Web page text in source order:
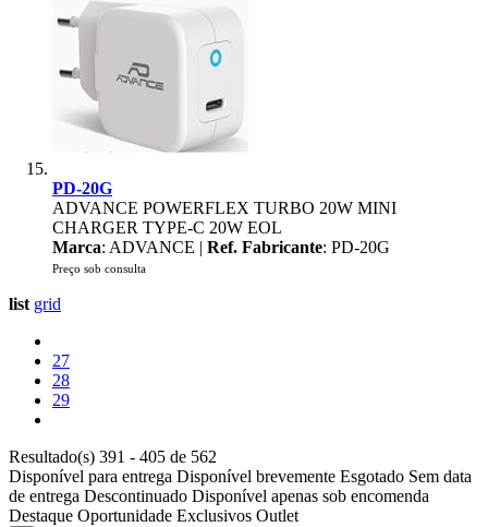
PD-20G
ADVANCE POWERFLEX TURBO 20W MINI
CHARGER TYPE-C 20W EOL
Marca: ADVANCE | Ref. Fabricante: PD-20G
Preço sob consulta
list grid
27
28
29
Resultado(s) 391 - 405 de 562
Disponível para entrega Disponível brevemente Esgotado Sem data
de entrega Descontinuado Disponível apenas sob encomenda
Destaque Oportunidade Exclusivos Outlet